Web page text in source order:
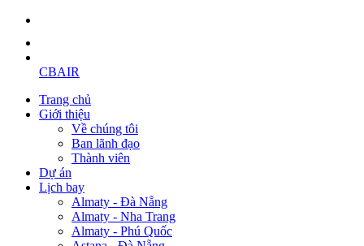
CBAIR
Trang chủ
Giới thiệu
Về chúng tôi
Ban lãnh đạo
Thành viên
Dự án
Lịch bay
Almaty - Đà Nẵng
Almaty - Nha Trang
Almaty - Phú Quốc